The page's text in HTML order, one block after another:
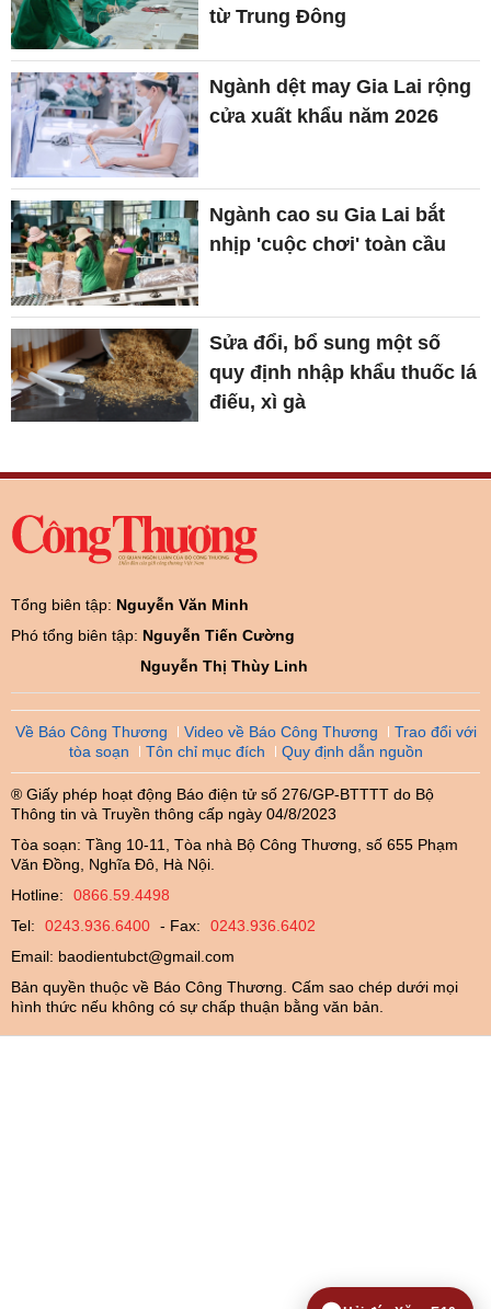
từ Trung Đông
Ngành dệt may Gia Lai rộng
cửa xuất khẩu năm 2026
Ngành cao su Gia Lai bắt
nhịp 'cuộc chơi' toàn cầu
Sửa đổi, bổ sung một số
quy định nhập khẩu thuốc lá
điếu, xì gà
Tổng biên tập: Nguyễn Văn Minh
Phó tổng biên tập: Nguyễn Tiến Cường
Nguyễn Thị Thùy Linh
Về Báo Công Thương Video về Báo Công Thương
Trao đổi với
tòa soạn
Tôn chỉ mục đích Quy định dẫn nguồn
® Giấy phép hoạt động Báo điện tử số 276/GP-BTTTT do Bộ
Thông tin và Truyền thông cấp ngày 04/8/2023
Tòa soạn: Tầng 10-11, Tòa nhà Bộ Công Thương, số 655 Phạm
Văn Đồng, Nghĩa Đô, Hà Nội.
Hotline:
0866.59.4498
Tel:
0243.936.6400 - Fax:
0243.936.6402
Email: baodientubct@gmail.com
Bản quyền thuộc về Báo Công Thương. Cấm sao chép dưới mọi
hình thức nếu không có sự chấp thuận bằng văn bản.